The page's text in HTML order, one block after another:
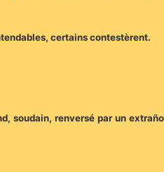
certains contestèrent.
soudain, renversé par un